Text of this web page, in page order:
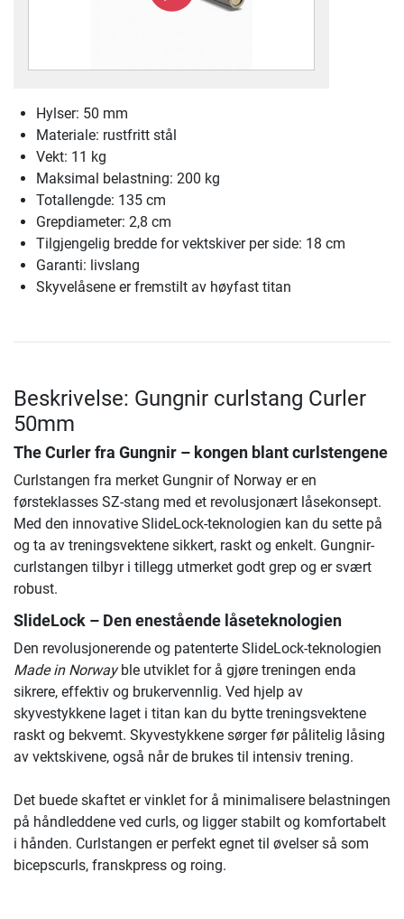
Hylser: 50 mm
Materiale: rustfritt stål
Vekt: 11 kg
Maksimal belastning: 200 kg
Totallengde: 135 cm
Grepdiameter: 2,8 cm
Tilgjengelig bredde for vektskiver per side: 18 cm
Garanti: livslang
Skyvelåsene er fremstilt av høyfast titan
Beskrivelse: Gungnir curlstang Curler
50mm
The Curler fra Gungnir – kongen blant curlstengene
Curlstangen fra merket Gungnir of Norway er en
førsteklasses SZ-stang med et revolusjonært låsekonsept.
Med den innovative SlideLock-teknologien kan du sette på
og ta av treningsvektene sikkert, raskt og enkelt. Gungnir-
curlstangen tilbyr i tillegg utmerket godt grep og er svært
robust.
SlideLock – Den enestående låseteknologien
Den revolusjonerende og patenterte SlideLock-teknologien
Made in Norwayble utviklet for å gjøre treningen enda
sikrere, effektiv og brukervennlig. Ved hjelp av
skyvestykkene laget i titan kan du bytte treningsvektene
raskt og bekvemt. Skyvestykkene sørger før pålitelig låsing
av vektskivene, også når de brukes til intensiv trening.
Det buede skaftet er vinklet for å minimalisere belastningen
på håndleddene ved curls, og ligger stabilt og komfortabelt
i hånden. Curlstangen er perfekt egnet til øvelser så som
bicepscurls, franskpress og roing.